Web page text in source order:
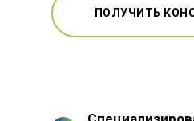
ПОЛУЧИТЬ